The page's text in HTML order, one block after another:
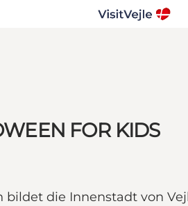
FOR KIDS
bildet die Innenstadt von